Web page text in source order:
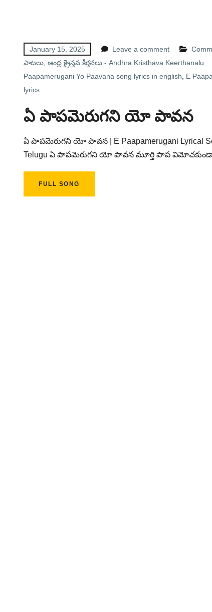
January 15, 2025 Leave a comment
పాటలు ఆంధ్ర క్రైస్తవ కీర్తనలు - Andhra Kristhava Keerthanalu
Paapamerugani Yo Paavana song lyrics in english
E
lyrics
ఏ పాపమెరుగని యో పావన
ఏ పాపమెరుగని యో పావన | E Paapamerugani Lyrical
Telugu ఏ పాపమెరుగని యో పావన మూర్తి పాప
FULL SONG